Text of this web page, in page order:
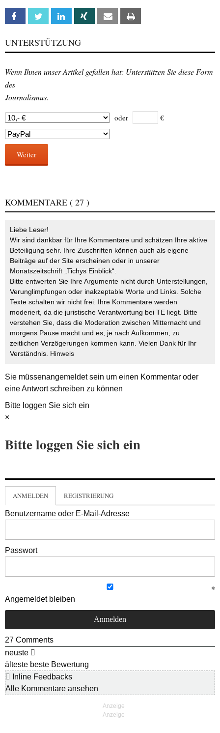
Facebook Twitter Linkedin Xing Email
UNTERSTÜTZUNG
Wenn Ihnen unser Artikel gefallen hat: Unterstützen Sie diese Form
des
Journalismus.
oder €
Weiter
KOMMENTARE ( 27 )
Liebe Leser!
Wir sind dankbar für Ihre Kommentare und schätzen Ihre aktive
Beteiligung sehr. Ihre Zuschriften können auch als eigene
Beiträge auf der Site erscheinen oder in unserer
Monatszeitschrift „Tichys Einblick“.
Bitte entwerten Sie Ihre Argumente nicht durch Unterstellungen,
Verunglimpfungen oder inakzeptable Worte und Links. Solche
Texte schalten wir nicht frei. Ihre Kommentare werden
moderiert, da die juristische Verantwortung bei TE liegt. Bitte
verstehen Sie, dass die Moderation zwischen Mitternacht und
morgens Pause macht und es, je nach Aufkommen, zu
zeitlichen Verzögerungen kommen kann. Vielen Dank für Ihr
Verständnis. Hinweis
Sie müssenangemeldetsein um einen Kommentar oder
eine Antwort schreiben zu können
Bitte loggen Sie sich ein
×
Bitte loggen Sie sich ein
ANMELDEN REGISTRIERUNG
Benutzername oder E-Mail-Adresse
Passwort
Angemeldet bleiben
27 Comments
neuste
älteste beste Bewertung
Inline Feedbacks
Alle Kommentare ansehen